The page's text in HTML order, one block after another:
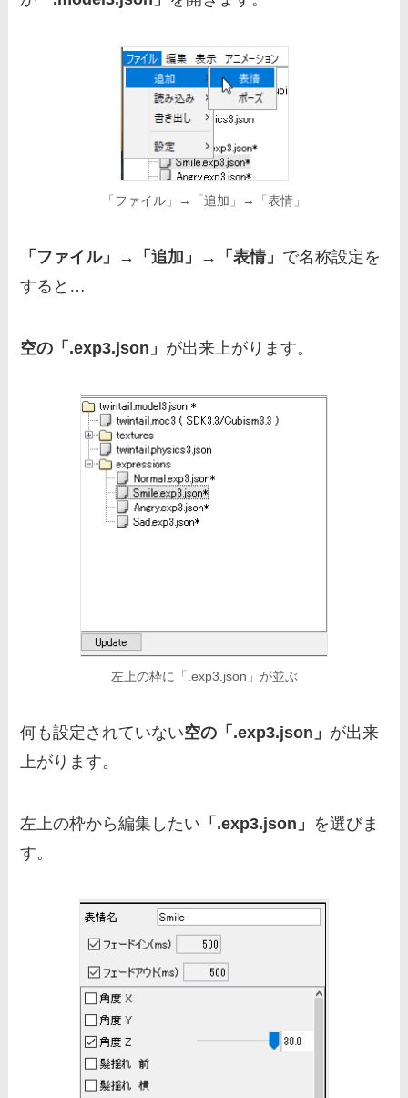
「ファイル」→「追加」→「表情」
「ファイル」→「追加」→「表情」 で名称設定を
すると…
空の「.exp3.json」 が出来上がります。
左上の枠に「.exp3.json」が並ぶ
何も設定されていない空の「.exp3.json」 が出来
上がります。
左上の枠から編集したい 「.exp3.json」 を選びま
す。